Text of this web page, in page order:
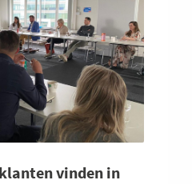
vinden in